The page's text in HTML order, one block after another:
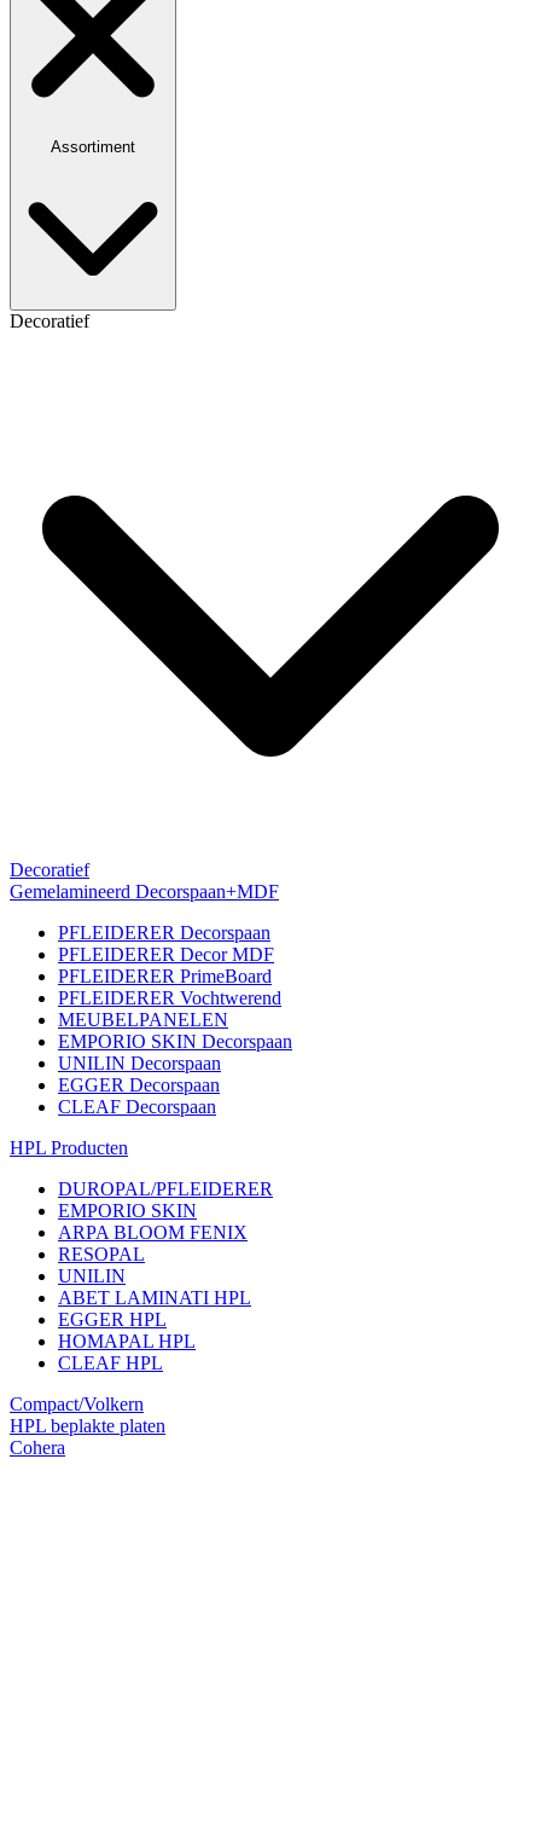
Assortiment
Decoratief
Decoratief
Gemelamineerd Decorspaan+MDF
PFLEIDERER Decorspaan
PFLEIDERER Decor MDF
PFLEIDERER PrimeBoard
PFLEIDERER Vochtwerend
MEUBELPANELEN
EMPORIO SKIN Decorspaan
UNILIN Decorspaan
EGGER Decorspaan
CLEAF Decorspaan
HPL Producten
DUROPAL/PFLEIDERER
EMPORIO SKIN
ARPA BLOOM FENIX
RESOPAL
UNILIN
ABET LAMINATI HPL
EGGER HPL
HOMAPAL HPL
CLEAF HPL
Compact/Volkern
HPL beplakte platen
Cohera